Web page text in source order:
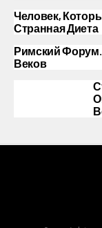
Человек,
Странная Диета
Римский
Веков